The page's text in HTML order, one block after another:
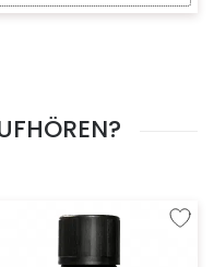
hinzufügen Zur